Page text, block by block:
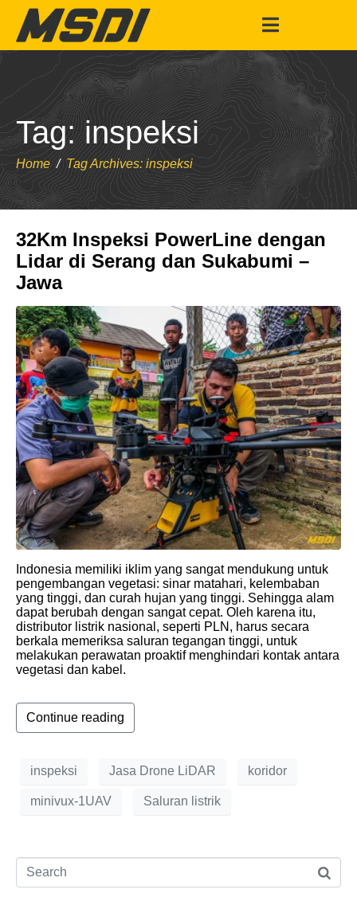
Tag:inspeksi
Home Tag Archives: inspeksi
32Km Inspeksi PowerLine dengan
Lidar di Serang dan Sukabumi –
Jawa
Indonesia memiliki iklim yang sangat mendukung untuk
pengembangan vegetasi: sinar matahari, kelembaban
yang tinggi, dan curah hujan yang tinggi. Sehingga alam
dapat berubah dengan sangat cepat. Oleh karena itu,
distributor listrik nasional, seperti PLN, harus secara
berkala memeriksa saluran tegangan tinggi, untuk
melakukan perawatan proaktif menghindari kontak antara
vegetasi dan kabel.
Continue reading
inspeksi Jasa Drone LiDAR koridor
minivux-1UAV Saluran listrik